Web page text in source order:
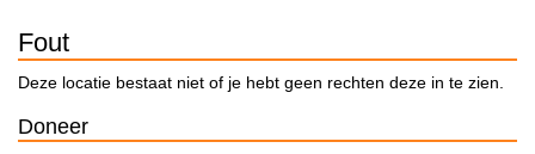
Fout
Deze locatie bestaat niet of je hebt geen rechten deze in te zien.
Doneer